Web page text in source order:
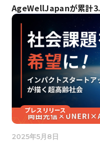
AgeWellJapanが累計
プレスリリース
2025年5月8日